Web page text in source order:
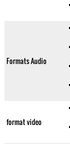
Formats Audio
format video